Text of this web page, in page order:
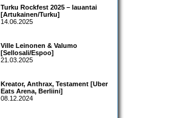
Turku Rockfest 2025 – lauantai
[Artukainen/Turku]
14.06.2025
Ville Leinonen & Valumo
[Sellosali/Espoo]
21.03.2025
Kreator, Anthrax, Testament [Uber
Eats Arena, Berliini]
08.12.2024